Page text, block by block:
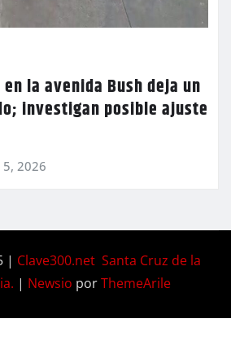
la avenida Bush deja un
investigan posible ajuste
5, 2026
| Clave300.net Santa Cruz de la
| Newsio porThemeArile